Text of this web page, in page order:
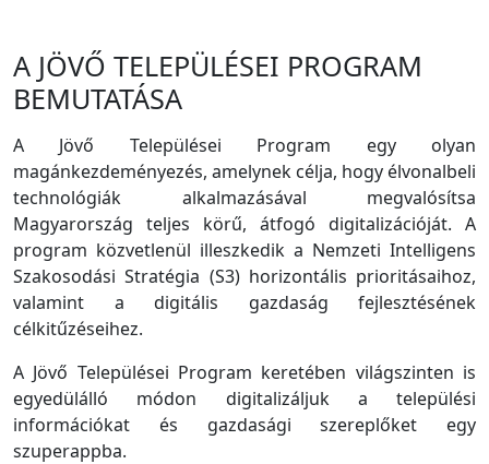
A JÖVŐ TELEPÜLÉSEI PROGRAM
BEMUTATÁSA
A Jövő Települései Program egy olyan
magánkezdeményezés, amelynek célja, hogy élvonalbeli
technológiák alkalmazásával megvalósítsa
Magyarország teljes körű, átfogó digitalizációját. A
program közvetlenül illeszkedik a Nemzeti Intelligens
Szakosodási Stratégia (S3) horizontális prioritásaihoz,
valamint a digitális gazdaság fejlesztésének
célkitűzéseihez.
A Jövő Települései Program keretében világszinten is
egyedülálló módon digitalizáljuk a települési
információkat és gazdasági szereplőket egy
szuperappba.